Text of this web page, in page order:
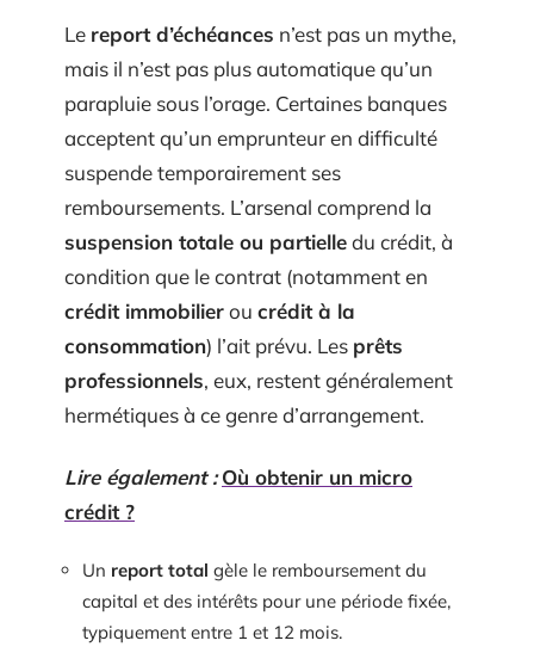
Le report d’échéances n’est pas un mythe,
mais il n’est pas plus automatique qu’un
parapluie sous l’orage. Certaines banques
acceptent qu’un emprunteur en difficulté
suspende temporairement ses
remboursements. L’arsenal comprend la
suspension totale ou partielledu crédit, à
condition que le contrat (notamment en
crédit immobilierou crédit à la
consommation) l’ait prévu. Les prêts
professionnels, eux, restent généralement
hermétiques à ce genre d’arrangement.
Lire également : Où obtenir un micro
crédit ?
Un report total gèle le remboursement du
capital et des intérêts pour une période fixée,
typiquement entre 1 et 12 mois.